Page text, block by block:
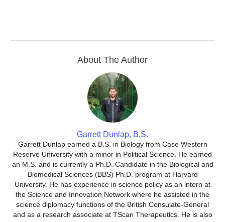
About The Author
Garrett Dunlap, B.S.
Garrett Dunlap earned a B.S. in Biology from Case Western
Reserve University with a minor in Political Science. He earned
an M.S. and is currently a Ph.D. Candidate in the Biological and
Biomedical Sciences (BBS) Ph.D. program at Harvard
University. He has experience in science policy as an intern at
the Science and Innovation Network where he assisted in the
science diplomacy functions of the British Consulate-General
and as a research associate at TScan Therapeutics. He is also